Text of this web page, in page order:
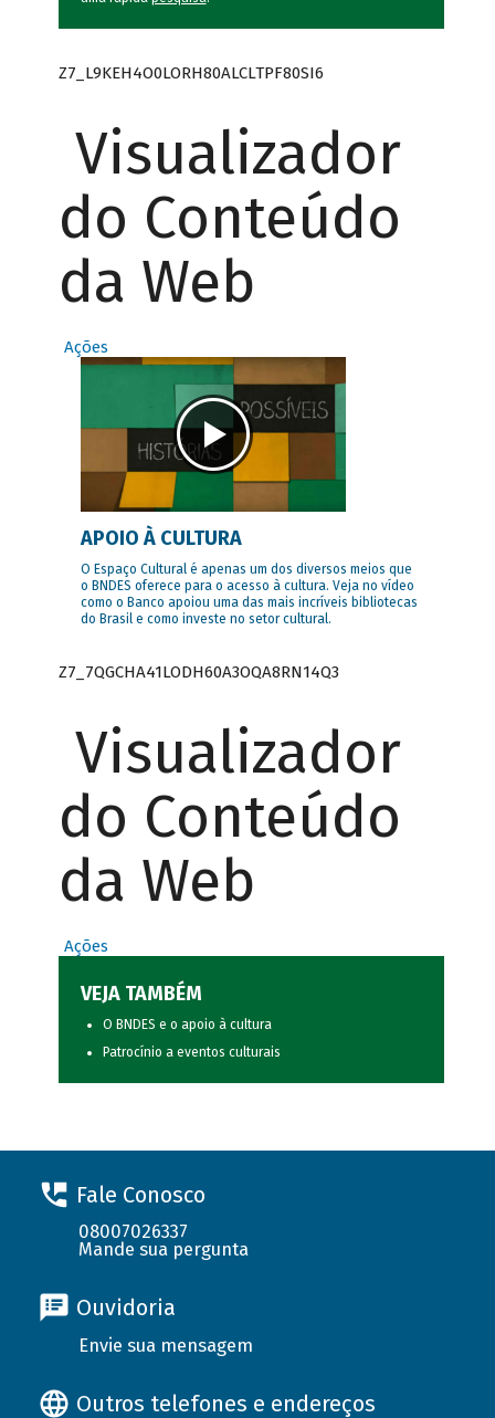
Z7_L9KEH4O0LORH80ALCLTPF80SI6
Visualizador
do Conteúdo
da Web
Ações
APOIO À CULTURA
O Espaço Cultural é apenas um dos diversos meios que
o BNDES oferece para o acesso à cultura. Veja no vídeo
como o Banco apoiou uma das mais incríveis bibliotecas
do Brasil e como investe no setor cultural.
Z7_7QGCHA41LODH60A3OQA8RN14Q3
Visualizador
do Conteúdo
da Web
Ações
VEJA TAMBÉM
O BNDES e o apoio à cultura
Patrocínio a eventos culturais
Fale Conosco
08007026337
Mande sua pergunta
Ouvidoria
Envie sua mensagem
Outros telefones e endereços